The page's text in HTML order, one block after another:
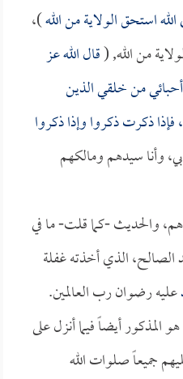
استحق الولاية من الله)،
من الله, (قال الله عز
من خلقي الذين
ذكرت ذكروا وإذا ذكروا
وأنا سيدهم ومالكهم
والحديث -كما قلت- ما في
الصالح، الذي أخذته غفلة
عليه رضوان رب العالمين.
المذكور أيضاً فيما أنزل على
جميعاً صلوات الله